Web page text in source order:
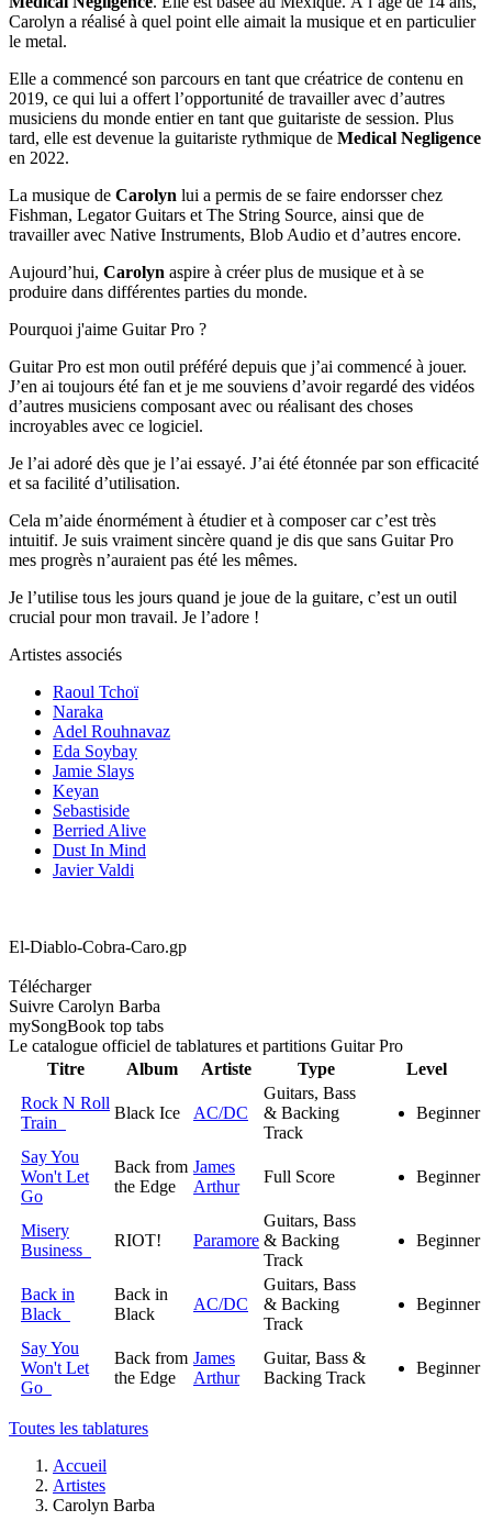
Carolyn a réalisé à quel point elle aimait la musique et en particulier
le metal.
Elle a commencé son parcours en tant que créatrice de contenu en
2019, ce qui lui a offert l’opportunité de travailler avec d’autres
musiciens du monde entier en tant que guitariste de session. Plus
tard, elle est devenue la guitariste rythmique de Medical Negligence
en 2022.
La musique de Carolyn lui a permis de se faire endorsser chez
Fishman, Legator Guitars et The String Source, ainsi que de
travailler avec Native Instruments, Blob Audio et d’autres encore.
Aujourd’hui, Carolyn aspire à créer plus de musique et à se
produire dans différentes parties du monde.
Pourquoi j'aime Guitar Pro ?
Guitar Pro est mon outil préféré depuis que j’ai commencé à jouer.
J’en ai toujours été fan et je me souviens d’avoir regardé des vidéos
d’autres musiciens composant avec ou réalisant des choses
incroyables avec ce logiciel.
Je l’ai adoré dès que je l’ai essayé. J’ai été étonnée par son efficacité
et sa facilité d’utilisation.
Cela m’aide énormément à étudier et à composer car c’est très
intuitif. Je suis vraiment sincère quand je dis que sans Guitar Pro
mes progrès n’auraient pas été les mêmes.
Je l’utilise tous les jours quand je joue de la guitare, c’est un outil
crucial pour mon travail. Je l’adore !
Artistes associés
Raoul Tchoï
Naraka
Adel Rouhnavaz
Eda Soybay
Jamie Slays
Keyan
Sebastiside
Berried Alive
Dust In Mind
Javier Valdi
El-Diablo-Cobra-Caro.gp
Télécharger
Suivre Carolyn Barba
mySongBook top tabs
Le catalogue officiel de tablatures et partitions Guitar Pro
Titre
Album Artiste Type
Level
Rock N Roll
Train
Black Ice AC/DC
Guitars, Bass
& Backing
Track
Beginner
Say You
Won't Let
Go
Back from
the Edge
James
Arthur
Full Score Beginner
Misery
Business
RIOT! Paramore
Guitars, Bass
& Backing
Track
Beginner
Back in
Black
Back in
Black
AC/DC
Guitars, Bass
& Backing
Track
Beginner
Say You
Won't Let
Go
Back from
the Edge
James
Arthur
Guitar, Bass &
Backing Track
Beginner
Toutes les tablatures
Accueil
Artistes
Carolyn Barba